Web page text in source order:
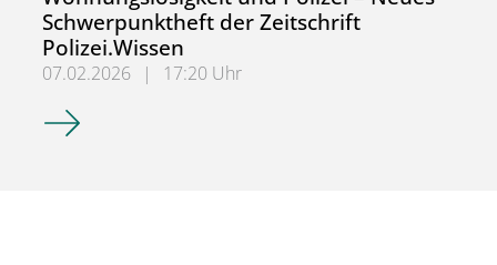
Schwerpunktheft der Zeitschrift
Polizei.Wissen
07.02.2026 |
17:20 Uhr
Wohnungslosigkeit und Polizei – Neues